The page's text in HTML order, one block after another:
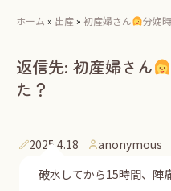
ホーム » 出産» 初産婦さん 分娩
返信先: 初産婦さん
た？
anonymous
2025.4.18
破水してから15時間、陣